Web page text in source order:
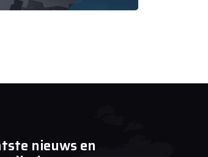
nieuws en